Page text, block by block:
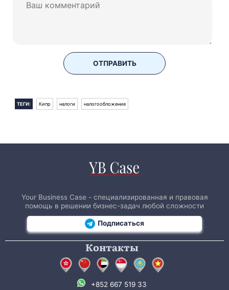
ОТПРАВИТЬ
ТЕГИ: Кипр налоги налогообложение
Your Business Case - специализированная и правовая
помощь в решении бизнес-задач любой сложности
Подписаться
Контакты
+852 667 519 33